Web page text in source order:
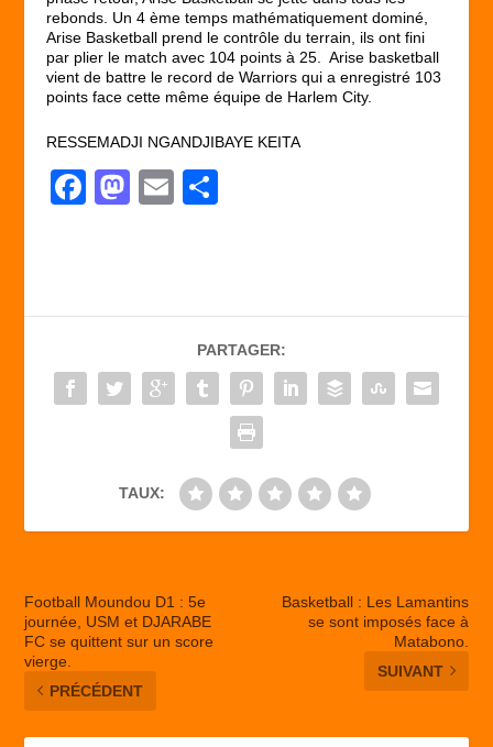
rebonds. Un 4 ème temps mathématiquement dominé,
Arise Basketball prend le contrôle du terrain, ils ont fini
par plier le match avec 104 points à 25. Arise basketball
vient de battre le record de Warriors qui a enregistré 103
points face cette même équipe de Harlem City.
RESSEMADJI NGANDJIBAYE KEITA
F
b
o
o
M
d
o
n
E
er
PARTAGER:
TAUX:
Football Moundou D1 : 5e
journée, USM et DJARABE
FC se quittent sur un score
vierge.
PRÉCÉDENT
Basketball : Les Lamantins
se sont imposés face à
Matabono.
SUIVANT